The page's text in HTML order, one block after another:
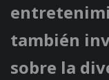
también
sobre la